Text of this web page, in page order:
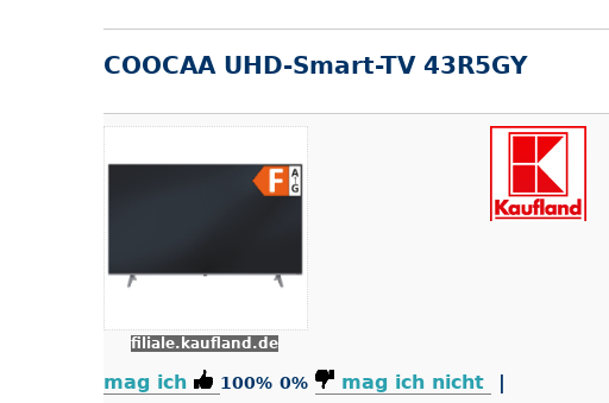
COOCAA UHD-Smart-TV 43R5GY
filiale.kaufland.de
mag ich 100% 0% mag ich nicht
|